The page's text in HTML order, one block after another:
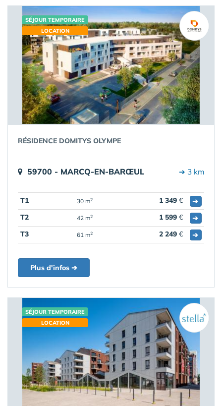
SÉJOUR TEMPORAIRE
LOCATION
RÉSIDENCE DOMITYS OLYMPE
59700 - MARCQ-EN-BARŒUL ➔ 3 km
T1 30 m2 1 349 €
➔
T2
42 m2 1 599 €
➔
T3
61 m2 2 249 € ➔
Plus d'infos ➔
SÉJOUR TEMPORAIRE
LOCATION